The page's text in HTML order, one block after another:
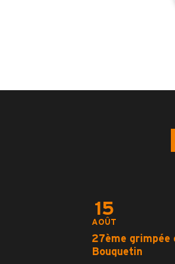
15
AOÛT
27ème
Bouquetin